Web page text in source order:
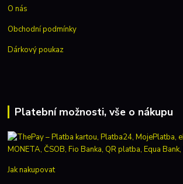
O nás
Obchodní podmínky
Dárkový poukaz
Platební možnosti, vše o nákupu
Jak nakupovat